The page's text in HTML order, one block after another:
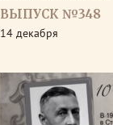
ВЫПУСК №348
14 декабря